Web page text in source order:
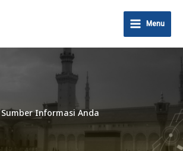
Menu
Sumber Informasi Anda